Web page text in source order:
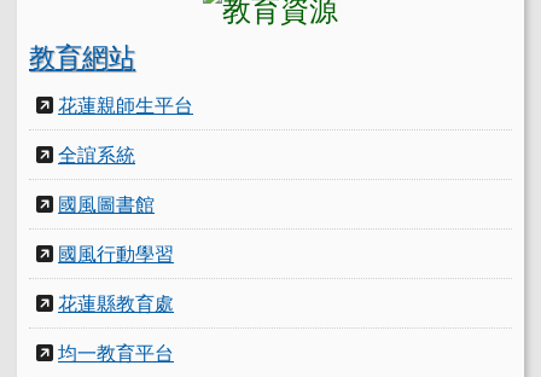
教育網站
花蓮親師生平台
全誼系統
國風圖書館
國風行動學習
花蓮縣教育處
均一教育平台